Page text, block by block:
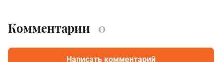
Комментарии 0
Написать комментарий